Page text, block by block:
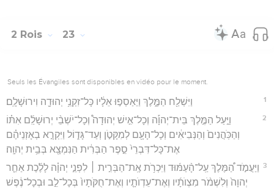
2 Rois 23
Seuls les Évangiles sont disponibles en vidéo pour le moment.
1 וַיִּשְׁלַ֖ח הַמֶּ֑לֶךְ וַיַּאַסְפ֣וּ אֵלָ֔יו כָּל־זִקְנֵ֥י יְהוּדָ֖ה וִירוּשָׁלִָֽם׃
2
וַיַּ֣עַל הַמֶּ֣לֶךְ בֵּית־יְהוָ֡ה וְכָל־אִ֣ישׁ יְהוּדָה֩ וְכָל־יֹשְׁבֵ֨י יְרוּשָׁלִַ֜ם אִתּ֗וֹ
וְהַכֹּֽהֲנִים֙ וְהַנְּבִיאִ֔ים וְכָל־הָעָ֖ם לְמִקָּטֹ֣ן וְעַד־גָּד֑וֹל וַיִּקְרָ֣א בְאָזְנֵיהֶ֗ם
אֶת־כָּל־דִּבְרֵי֙ סֵ֣פֶר הַבְּרִ֔ית הַנִּמְצָ֖א בְּבֵ֥ית יְהוָֽה׃
3 וַיַּעֲמֹ֣ד הַ֠מֶּלֶךְ עַֽל־הָ֨עַמּ֜וּד וַיִּכְרֹ֥ת אֶֽת־הַבְּרִ֣ית ׀ לִפְנֵ֣י יְהוָ֗ה לָלֶ֜כֶת אַחַ֤ר
יְהוָה֙ וְלִשְׁמֹ֨ר מִצְוֺתָ֜יו וְאֶת־עֵדְוֺתָ֤יו וְאֶת־חֻקֹּתָיו֙ בְּכָל־לֵ֣ב וּבְכָל־נֶ֔פֶשׁ